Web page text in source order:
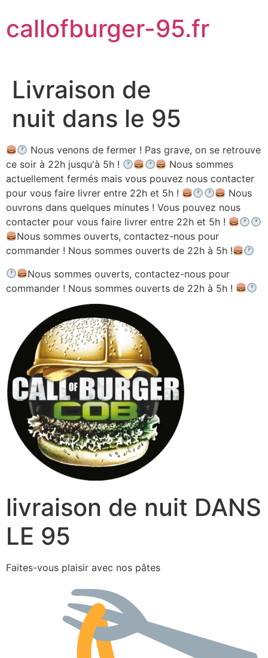
contenu
callofburger-95.fr
Livraison de
nuit dans le 95
Nous venons de fermer ! Pas grave, on se retrouve
ce soir à 22h jusqu'à 5h !
Nous sommes
actuellement fermés mais vous pouvez nous contacter
pour vous faire livrer entre 22h et 5h !
Nous
ouvrons dans quelques minutes ! Vous pouvez nous
contacter pour vous faire livrer entre 22h et 5h !
Nous sommes ouverts, contactez-nous pour
commander ! Nous sommes ouverts de 22h à 5h !
Nous sommes ouverts, contactez-nous pour
commander ! Nous sommes ouverts de 22h à 5h !
livraison de nuit DANS
LE 95
Faites-vous plaisir avec nos pâtes